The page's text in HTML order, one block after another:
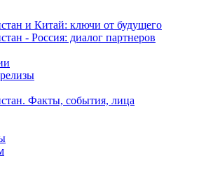
и Китай: ключи от будущего
- Россия: диалог партнеров
Факты, события, лица